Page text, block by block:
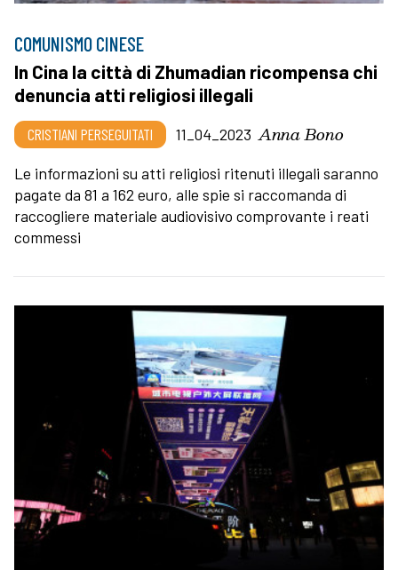
COMUNISMO CINESE
In Cina la città di Zhumadian ricompensa chi
denuncia atti religiosi illegali
CRISTIANI PERSEGUITATI 11_04_2023 Anna Bono
Le informazioni su atti religiosi ritenuti illegali saranno
pagate da 81 a 162 euro, alle spie si raccomanda di
raccogliere materiale audiovisivo comprovante i reati
commessi